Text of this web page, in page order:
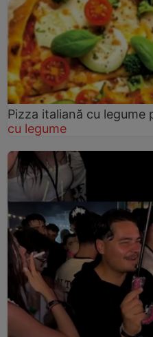
Pizza italiană cu legume
cu legume